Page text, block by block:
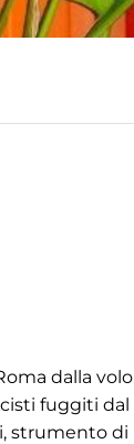
dalla
fuggiti
strumento